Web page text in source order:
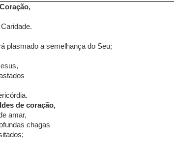
plasmado a semelhança do Seu;
de coração,
amar,
chagas